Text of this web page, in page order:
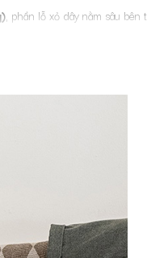
, phần lỗ xỏ dây nằm sâu bên
phối đồ
, phần lỗ xỏ dây